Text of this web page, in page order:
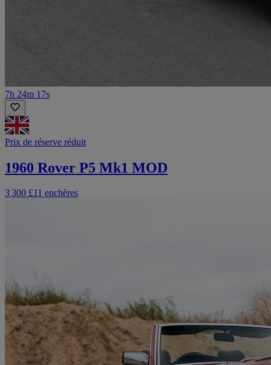
7h 24m 17s
Prix de réserve réduit
1960 Rover P5 Mk1 MOD
3 300 £11 enchères